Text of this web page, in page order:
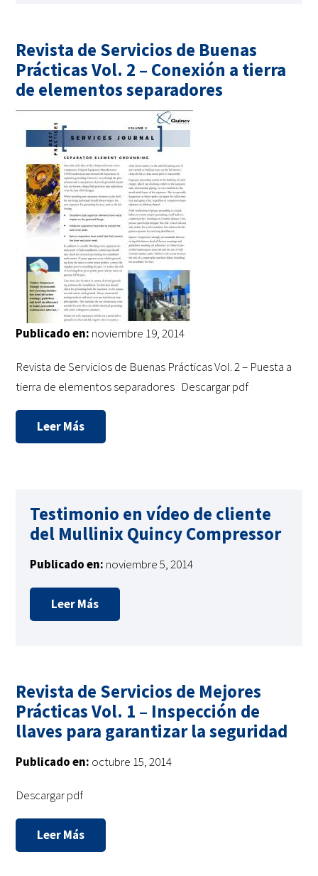
Revista de Servicios de Buenas
Prácticas Vol. 2 – Conexión a tierra
de elementos separadores
Publicado en: noviembre 19, 2014
Revista de Servicios de Buenas Prácticas Vol. 2 – Puesta a
tierra de elementos separadores Descargar pdf
Leer Más
Testimonio en vídeo de cliente
del Mullinix Quincy Compressor
Publicado en: noviembre 5, 2014
Leer Más
Revista de Servicios de Mejores
Prácticas Vol. 1 – Inspección de
llaves para garantizar la seguridad
Publicado en: octubre 15, 2014
Descargar pdf
Leer Más